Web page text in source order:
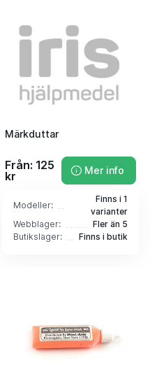
Märkduttar
Från: 125
kr
Mer info
Modeller:
Finns i 1
varianter
Webblager:
Fler än 5
Butikslager:
Finns i butik